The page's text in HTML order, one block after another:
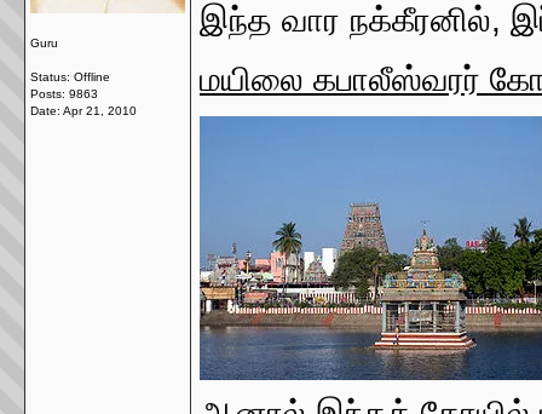
Guru
Status: Offline
Posts: 9863
Date: Apr 21, 2010
இந்த வார நக்கீரனில்,
மயிலை கபாலீஸ்வரர்